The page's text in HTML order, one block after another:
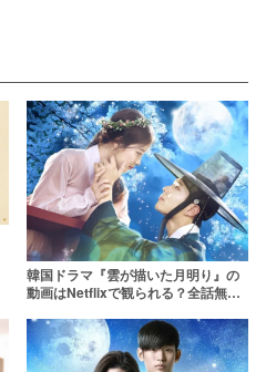
韓国ドラマ『雲が描いた月明り』の
動画はNetflixで観られる？全話無料